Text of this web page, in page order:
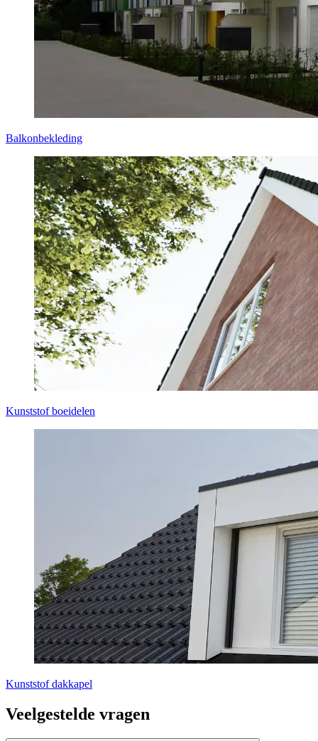
Balkonbekleding
Kunststof boeidelen
Kunststof dakkapel
Veelgestelde vragen